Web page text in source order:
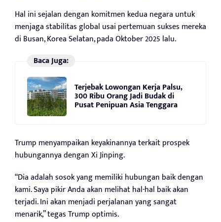
Hal ini sejalan dengan komitmen kedua negara untuk
menjaga stabilitas global usai pertemuan sukses mereka
di Busan, Korea Selatan, pada Oktober 2025 lalu.
Baca Juga:
Terjebak Lowongan Kerja Palsu,
300 Ribu Orang Jadi Budak di
Pusat Penipuan Asia Tenggara
Trump menyampaikan keyakinannya terkait prospek
hubungannya dengan Xi Jinping.
“Dia adalah sosok yang memiliki hubungan baik dengan
kami. Saya pikir Anda akan melihat hal-hal baik akan
terjadi. Ini akan menjadi perjalanan yang sangat
menarik,” tegas Trump optimis.